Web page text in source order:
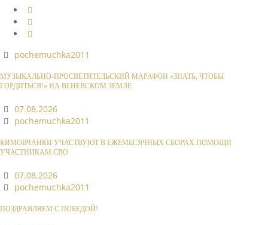
pochemuchka2011
МУЗЫКАЛЬНО-ПРОСВЕТИТЕЛЬСКИЙ МАРАФОН «ЗНАТЬ, ЧТОБЫ
ГОРДИТЬСЯ!» НА ВЕНЕВСКОМ ЗЕМЛЕ
07.08.2026
pochemuchka2011
КИМОВЧАНКИ УЧАСТВУЮТ В ЕЖЕМЕСЯЧНЫХ СБОРАХ ПОМОЩИ
УЧАСТНИКАМ СВО
07.08.2026
pochemuchka2011
ПОЗДРАВЛЯЕМ С ПОБЕДОЙ!